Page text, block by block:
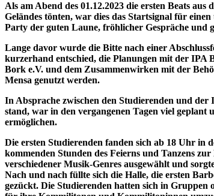
Als am Abend des 01.12.2023 die ersten Beats
Geländes tönten, war dies das Startsignal für
Party der guten Laune, fröhlicher Gespräche und
Lange davor wurde die Bitte nach einer
kurzerhand entschied, die Planungen mit der IPA
Bork e.V. und dem Zusammenwirken mit der
Mensa genutzt werden.
In Absprache zwischen den Studierenden und
stand, war in den vergangenen Tagen viel
ermöglichen.
Die ersten Studierenden fanden sich ab 18 Uhr in
kommenden Stunden des Feierns und Tanzens
verschiedener Musik-Genres ausgewählt und
Nach und nach füllte sich die Halle, die ersten
gezückt. Die Studierenden hatten sich in